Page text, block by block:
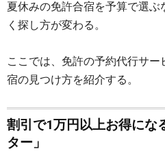
夏休みの免許合宿を予算で選ぶ
く探し方が変わる。
ここでは、免許の予約代行サ
宿の見つけ方を紹介する。
割引で1万円以上お得にな
ター」